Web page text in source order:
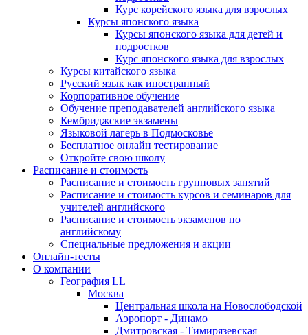
Курс корейского языка для взрослых
Курсы японского языка
Курсы японского языка для детей и
подростков
Курс японского языка для взрослых
Курсы китайского языка
Русский язык как иностранный
Корпоративное обучение
Обучение преподавателей английского языка
Кембриджские экзамены
Языковой лагерь в Подмосковье
Бесплатное онлайн тестирование
Откройте свою школу
Расписание и стоимость
Расписание и стоимость групповых занятий
Расписание и стоимость курсов и семинаров для
учителей английского
Расписание и стоимость экзаменов по
английскому
Специальные предложения и акции
Онлайн-тесты
О компании
География LL
Москва
Центральная школа на Новослободской
Аэропорт - Динамо
Дмитровская - Тимирязевская